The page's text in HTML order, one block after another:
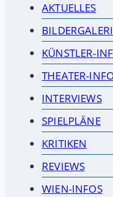
AKTUELLES
KÜNSTLER-
THEATER-
INTERVIEWS
SPIELPLÄNE
KRITIKEN
REVIEWS
WIEN-INFOS